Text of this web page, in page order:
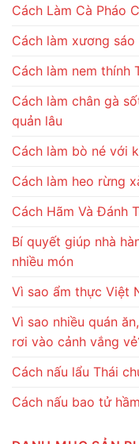
Cách Làm Cà Pháo
Cách làm xương sáo
Cách làm nem thính
Cách làm chân gà
quản lâu
Cách làm bò né với
Cách làm heo rừng
Cách Hãm Và Đánh
Bí quyết giúp nhà
nhiều món
Vì sao ẩm thực Việt
Vì sao nhiều quán
rơi vào cảnh vắng
Cách nấu lẩu Thái
Cách nấu bao tử